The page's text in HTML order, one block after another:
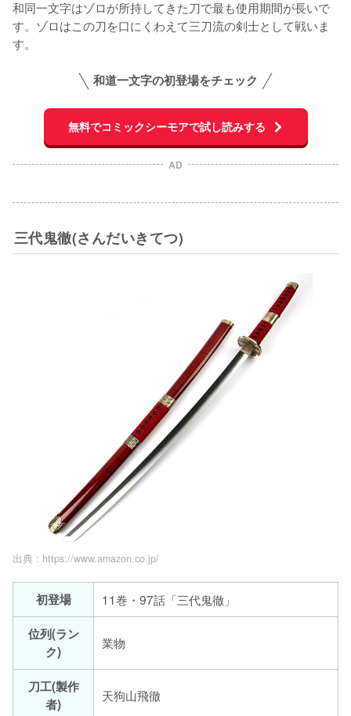
和同一文字はゾロが所持してきた刀で最も使用期間が長いで
す。ゾロはこの刀を口にくわえて三刀流の剣士として戦いま
す。
和道一文字の初登場をチェック
無料でコミックシーモアで試し読みする
AD
三代鬼徹(さんだいきてつ)
出典 : https://www.amazon.co.jp/
初登場
11巻・97話「三代鬼徹」
位列(ラン
ク)
業物
刀工(製作
者)
天狗山飛徹